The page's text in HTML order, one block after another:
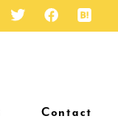
Contact